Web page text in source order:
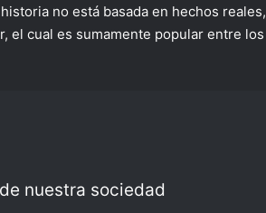
no está basada en hechos reales,
el cual es sumamente popular entre los
nuestra sociedad